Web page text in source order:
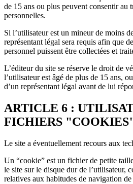
de 15 ans ou plus peuvent consentir au
personnelles.
Si l’utilisateur est un mineur de moins
représentant légal sera requis afin que
personnel puissent être collectées et
L’éditeur du site se réserve le droit de
l’utilisateur est âgé de plus de 15 ans,
d’un représentant légal avant de lui
ARTICLE 6 :
FICHIERS
Le site a éventuellement recours aux
Un “cookie” est un fichier de petite
le site sur le disque dur de l’utilisateur,
relatives aux habitudes de navigation de